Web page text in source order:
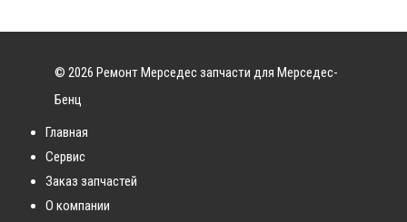
© 2026 Ремонт Мерседес запчасти для Мерседес-
Бенц
Главная
Сервис
Заказ запчастей
О компании